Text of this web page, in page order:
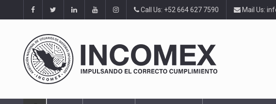
Call Us: +52 664 627 7590 Mail Us: